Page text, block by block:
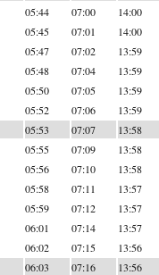
05:44 07:00 14:00
05:45 07:01 14:00
05:47 07:02 13:59
05:48 07:04 13:59
05:50 07:05 13:59
05:52 07:06 13:59
05:53 07:07 13:58
05:55 07:09 13:58
05:56 07:10 13:58
05:58 07:11 13:57
05:59 07:12 13:57
06:01 07:14 13:57
06:02 07:15 13:56
06:03 07:16 13:56